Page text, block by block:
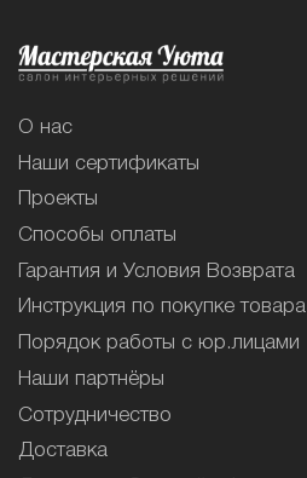
О нас
Наши сертификаты
Проекты
Способы оплаты
Гарантия и Условия Возврата
Инструкция по покупке товара
Порядок работы с юр.лицами
Наши партнёры
Сотрудничество
Доставка